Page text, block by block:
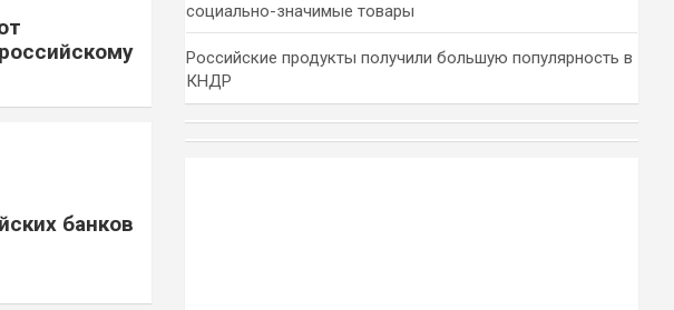
банков
социально-значимые товары
Российские продукты получили большую популярность в
КНДР